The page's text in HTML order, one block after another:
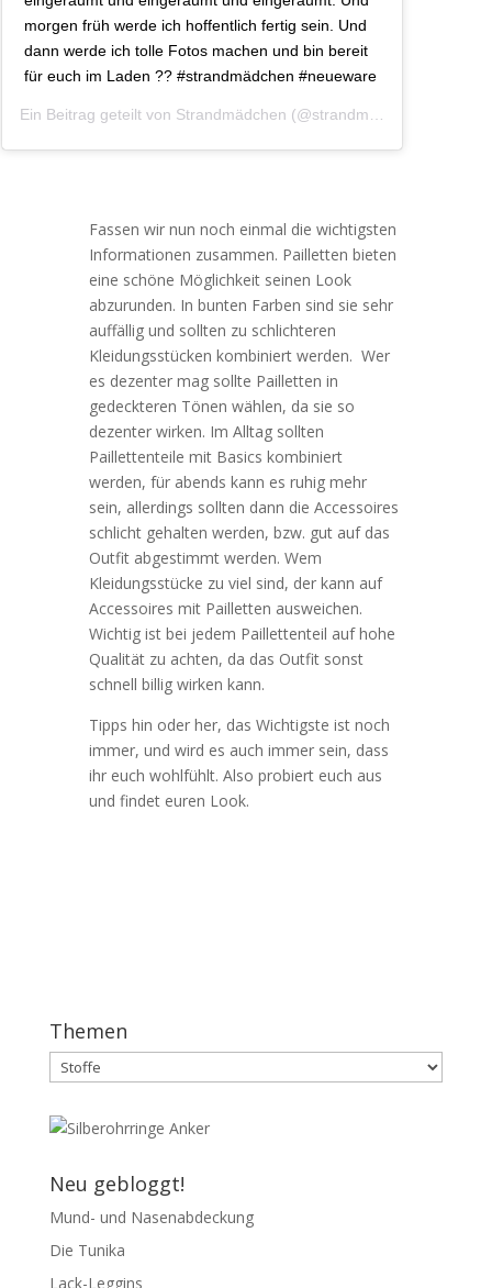
morgen früh werde ich hoffentlich fertig sein. Und
dann werde ich tolle Fotos machen und bin bereit
für euch im Laden ?? #strandmädchen #neueware
Ein Beitrag geteilt von Strandmädchen (@strandmaedchen.ostsee) am
Fassen wir nun noch einmal die wichtigsten
Informationen zusammen. Pailletten bieten
eine schöne Möglichkeit seinen Look
abzurunden. In bunten Farben sind sie sehr
auffällig und sollten zu schlichteren
Kleidungsstücken kombiniert werden. Wer
es dezenter mag sollte Pailletten in
gedeckteren Tönen wählen, da sie so
dezenter wirken. Im Alltag sollten
Paillettenteile mit Basics kombiniert
werden, für abends kann es ruhig mehr
sein, allerdings sollten dann die Accessoires
schlicht gehalten werden, bzw. gut auf das
Outfit abgestimmt werden. Wem
Kleidungsstücke zu viel sind, der kann auf
Accessoires mit Pailletten ausweichen.
Wichtig ist bei jedem Paillettenteil auf hohe
Qualität zu achten, da das Outfit sonst
schnell billig wirken kann.
Tipps hin oder her, das Wichtigste ist noch
immer, und wird es auch immer sein, dass
ihr euch wohlfühlt. Also probiert euch aus
und findet euren Look.
Themen
Themen
Neu gebloggt!
Mund- und Nasenabdeckung
Die Tunika
Lack-Leggins